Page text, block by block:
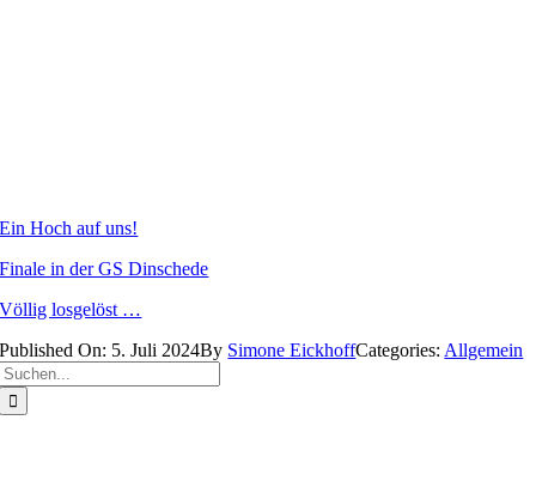
Ein Hoch auf uns!
Finale in der GS Dinschede
Völlig losgelöst …
Published On: 5. Juli 2024By Simone EickhoffCategories: Allgemein